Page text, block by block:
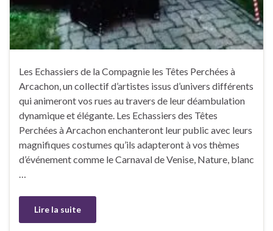
Les Echassiers de la Compagnie les Têtes Perchées à
Arcachon, un collectif d’artistes issus d’univers différents
qui animeront vos rues au travers de leur déambulation
dynamique et élégante. Les Echassiers des Têtes
Perchées à Arcachon enchanteront leur public avec leurs
magnifiques costumes qu’ils adapteront à vos thèmes
d’événement comme le Carnaval de Venise, Nature, blanc
…
Lire la suite